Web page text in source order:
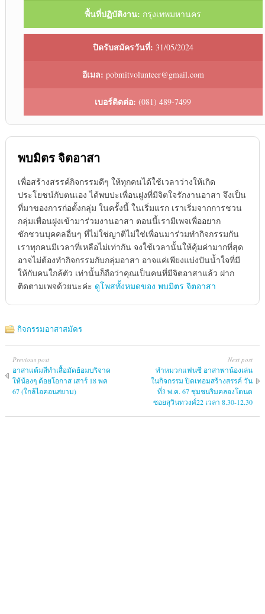
พื้นที่ปฏิบัติงาน: กรุงเทพมหานคร
ปิดรับสมัครวันที่: 31/05/2024
อีเมล: pobmitvolunteer@gmail.com
เบอร์ติดต่อ: (081) 489-7499
พบมิตร จิตอาสา
เพื่อสร้างสรรค์กิจกรรมดีๆ ให้ทุกคนได้ใช้เวลาว่างให้เกิด
ประโยชน์กับตนเอง ได้พบปะเพื่อนฝูงที่มีจิตใจรักงานอาสา จึงเป็น
ที่มาของการก่อตั้งกลุ่ม ในครั้งนี้ ในเริ่มแรก เราเริ่มจากการชวน
กลุ่มเพื่อนฝูงเข้ามาร่วมงานอาสา ตอนนี้เรามีเพจเพื่ออยาก
ชักชวนบุคคลอื่นๆ ที่ไม่ใช่ญาติไม่ใช่เพื่อนมาร่วมทำกิจกรรมกัน
เราทุกคนมีเวลาที่เหลือไม่เท่ากัน จงใช้เวลานั้นให้คุ้มค่ามากที่สุด
อาจไม่ต้องทำกิจกรรมกับกลุ่มอาสา อาจแค่เพียงแบ่งปันน้ำใจที่มี
ให้กับคนใกล้ตัว เท่านั้นก็ถือว่าคุณเป็นคนที่มีจิตอาสาแล้ว ฝาก
ติดตามเพจด้วยนะค่ะ ดูโพสทั้งหมดของ พบมิตร จิตอาสา
กิจกรรมอาสาสมัคร
Previous post
อาสาแต้มสีทำเสื้อมัดย้อมบริจาค
ให้น้องๆ ด้อยโอกาส เสาร์ 18 พค
67 (ใกล้ไอคอนสยาม)
Next post
ทำหมวกแฟนซี อาสาพาน้องเล่น
ในกิจกรรม ปิดเทอมสร้างสรรค์ วัน
ที่3 พ.ค. 67 ชุมชนริมคลองโตนด
ซอยสุวินทวงศ์22 เวลา 8.30-12.30